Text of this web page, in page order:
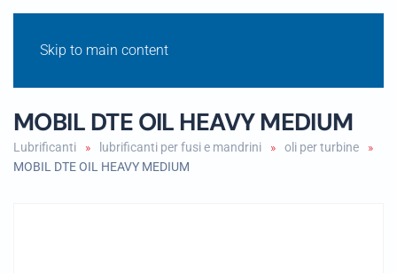
Skip to main content
MOBIL DTE OIL HEAVY MEDIUM
Lubrificanti lubrificanti per fusi e mandrini
oli per turbine
MOBIL DTE OIL HEAVY MEDIUM